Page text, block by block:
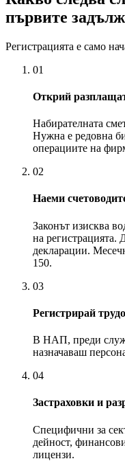
първите
Регистрацията е само
01
Открий
Набирателната
Нужна е редовна
операциите на
02
Наеми
Законът изисква
на регистрацията.
декларации.
150.
03
Регистрирай
В НАП, преди
назначаваш
04
Застраховки и
Специфични за
дейност,
лицензи.